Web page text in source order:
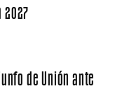
de Unión ante